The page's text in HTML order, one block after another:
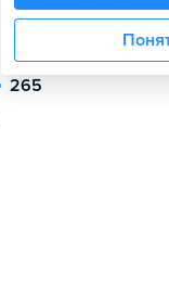
265